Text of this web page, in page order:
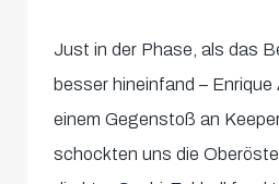
Just in der Phase, als das
besser hineinfand –
einem Gegenstoß an
schockten uns die